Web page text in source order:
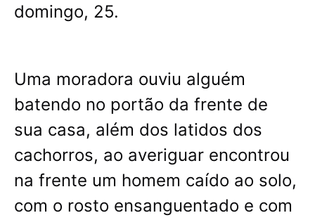
domingo, 25.
Uma moradora ouviu alguém
batendo no portão da frente de
sua casa, além dos latidos dos
cachorros, ao averiguar encontrou
na frente um homem caído ao solo,
com o rosto ensanguentado e com